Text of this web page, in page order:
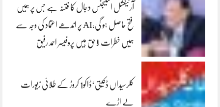
آرٹیفشل انٹلیجنس دجال کا فتنہ ہے جس پر ہمیں
فتح حاصل ہو گی،AI پر اندھے اعتماد کی وجہ سے
ہمیں خطرات لاحق ہیں پروفیسر احمد رفیق
کلرسیداں ڈکیتی‘ڈاکو1 کروڑ کے طلائی زیورات
لے اڑے